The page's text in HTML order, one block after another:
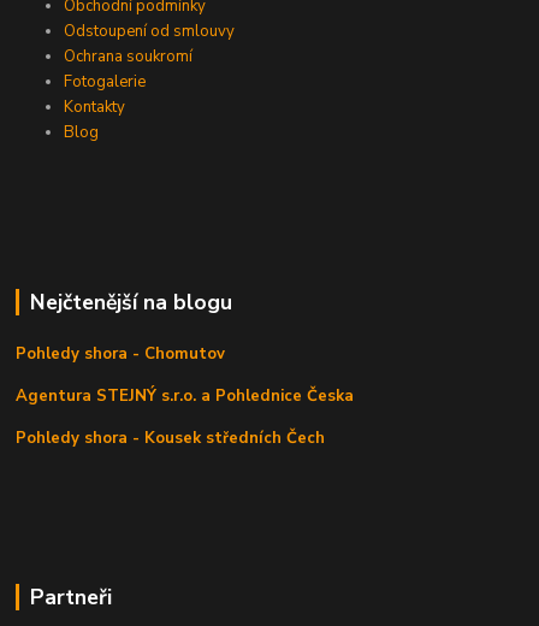
Obchodní podmínky
Odstoupení od smlouvy
Ochrana soukromí
Fotogalerie
Kontakty
Blog
Nejčtenější na blogu
Pohledy shora - Chomutov
Agentura STEJNÝ s.r.o. a Pohlednice Česka
Pohledy shora - Kousek středních Čech
Partneři